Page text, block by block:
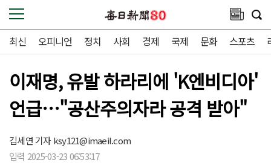
최신 오피니언 정치 사회 경제 국제 문화 스포츠
이재명, 유발 하라리에 'K엔비디아'
언급…"공산주의자라 공격 받아"
김세연 기자ksy121@imaeil.com
입력 2025-03-23 06:53:17